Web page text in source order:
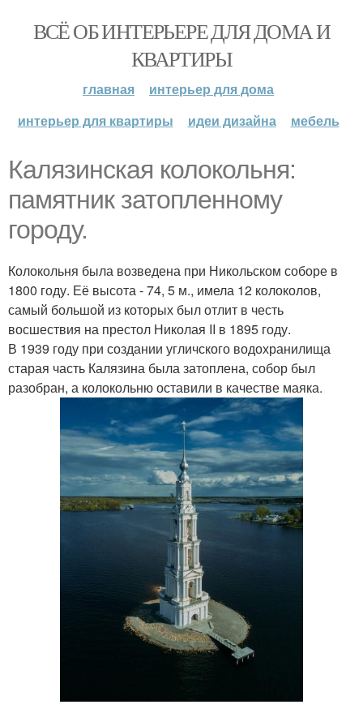
ВСЁ ОБ ИНТЕРЬЕРЕ ДЛЯ ДОМА И
КВАРТИРЫ
главная
интерьер для дома
интерьер для квартиры
идеи дизайна мебель
Калязинская колокольня:
памятник затопленному
городу.
Колокольня была возведена при Никольском соборе в
1800 году. Её высота - 74, 5 м., имела 12 колоколов,
самый большой из которых был отлит в честь
восшествия на престол Николая II в 1895 году.
В 1939 году при создании угличского водохранилища
старая часть Калязина была затоплена, собор был
разобран, а колокольню оставили в качестве маяка.